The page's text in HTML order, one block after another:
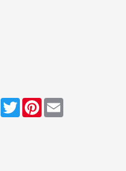
Facebook
TwitterPinterest